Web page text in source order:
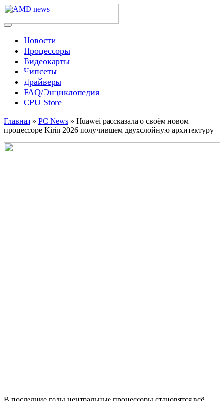
Skip
content
AMD news
Menu
Новости
Процессоры
Видеокарты
Чипсеты
Драйверы
FAQ/Энциклопедия
CPU Store
Главная » PC News » Huawei рассказала о своём новом
процессоре Kirin 2026 получившем двухслойную архитектуру
В последние годы центральные процессоры становятся всё